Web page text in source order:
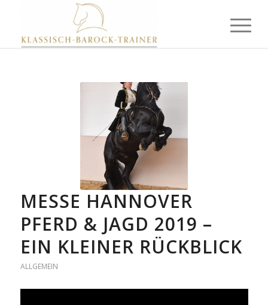
MESSE HANNOVER
PFERD & JAGD 2019 –
EIN KLEINER RÜCKBLICK
ALLGEMEIN